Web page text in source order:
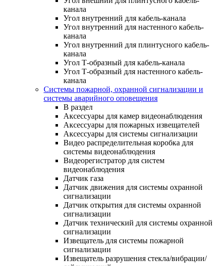
канала
Угол внутренний для кабель-канала
Угол внутренний для настенного кабель-
канала
Угол внутренний для плинтусного кабель-
канала
Угол Т-образный для кабель-канала
Угол Т-образный для настенного кабель-
канала
Системы пожарной, охранной сигнализации и
системы аварийного оповещения
В раздел
Аксессуары для камер видеонаблюдения
Аксессуары для пожарных извещателей
Аксессуары для системы сигнализации
Видео распределительная коробка для
системы видеонаблюдения
Видеорегистратор для систем
видеонаблюдения
Датчик газа
Датчик движения для системы охранной
сигнализации
Датчик открытия для системы охранной
сигнализации
Датчик технический для системы охранной
сигнализации
Извещатель для системы пожарной
сигнализации
Извещатель разрушения стекла/вибрации/